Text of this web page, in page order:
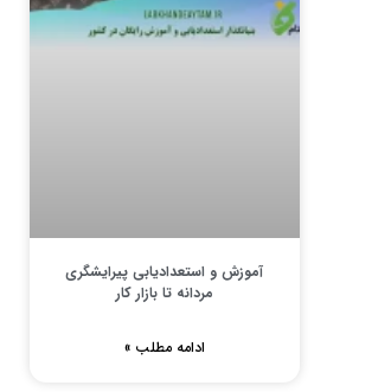
آموزش و استعدادیابی پیرایشگری
مردانه تا بازار کار
ادامه مطلب »